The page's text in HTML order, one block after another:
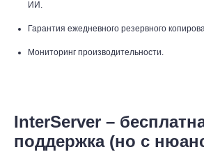
ИИ.
Гарантия ежедневного резервного
Мониторинг производительности.
InterServer –
поддержка (но с